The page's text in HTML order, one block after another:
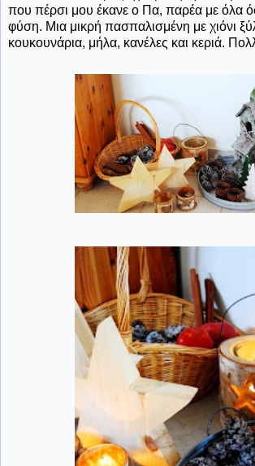
που πέρσι μου έκανε ο Πα, παρέα με όλα
φύση. Μια μικρή πασπαλισμένη με χιόνι
κουκουνάρια, μήλα, κανέλες και κεριά.